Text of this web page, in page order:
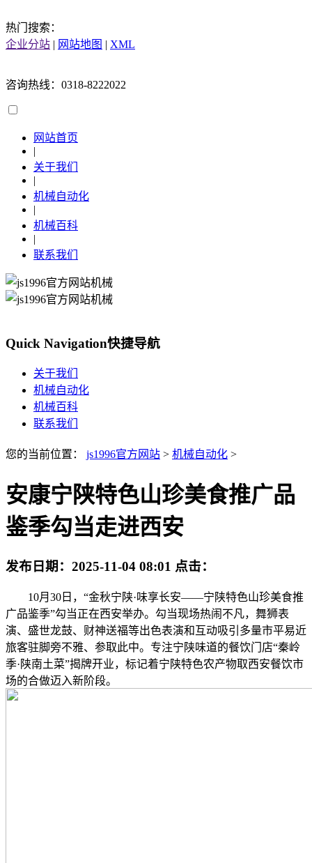
热门搜索：
企业分站 | 网站地图 | XML
咨询热线：0318-8222022
网站首页
|
关于我们
|
机械自动化
|
机械百科
|
联系我们
Quick Navigation快捷导航
关于我们
机械自动化
机械百科
联系我们
您的当前位置： js1996官方网站 > 机械自动化 >
安康宁陕特色山珍美食推广品
鉴季勾当走进西安
发布日期： 2025-11-04 08:01 点击：
10月30日，“金秋宁陕·味享长安——宁陕特色山珍美食推
广品鉴季”勾当正在西安举办。勾当现场热闹不凡，舞狮表
演、盛世龙鼓、财神送福等出色表演和互动吸引多量市平易近
旅客驻脚旁不雅、参取此中。专注宁陕味道的餐饮门店“秦岭
季·陕南土菜”揭牌开业，标记着宁陕特色农产物取西安餐饮市
场的合做迈入新阶段。